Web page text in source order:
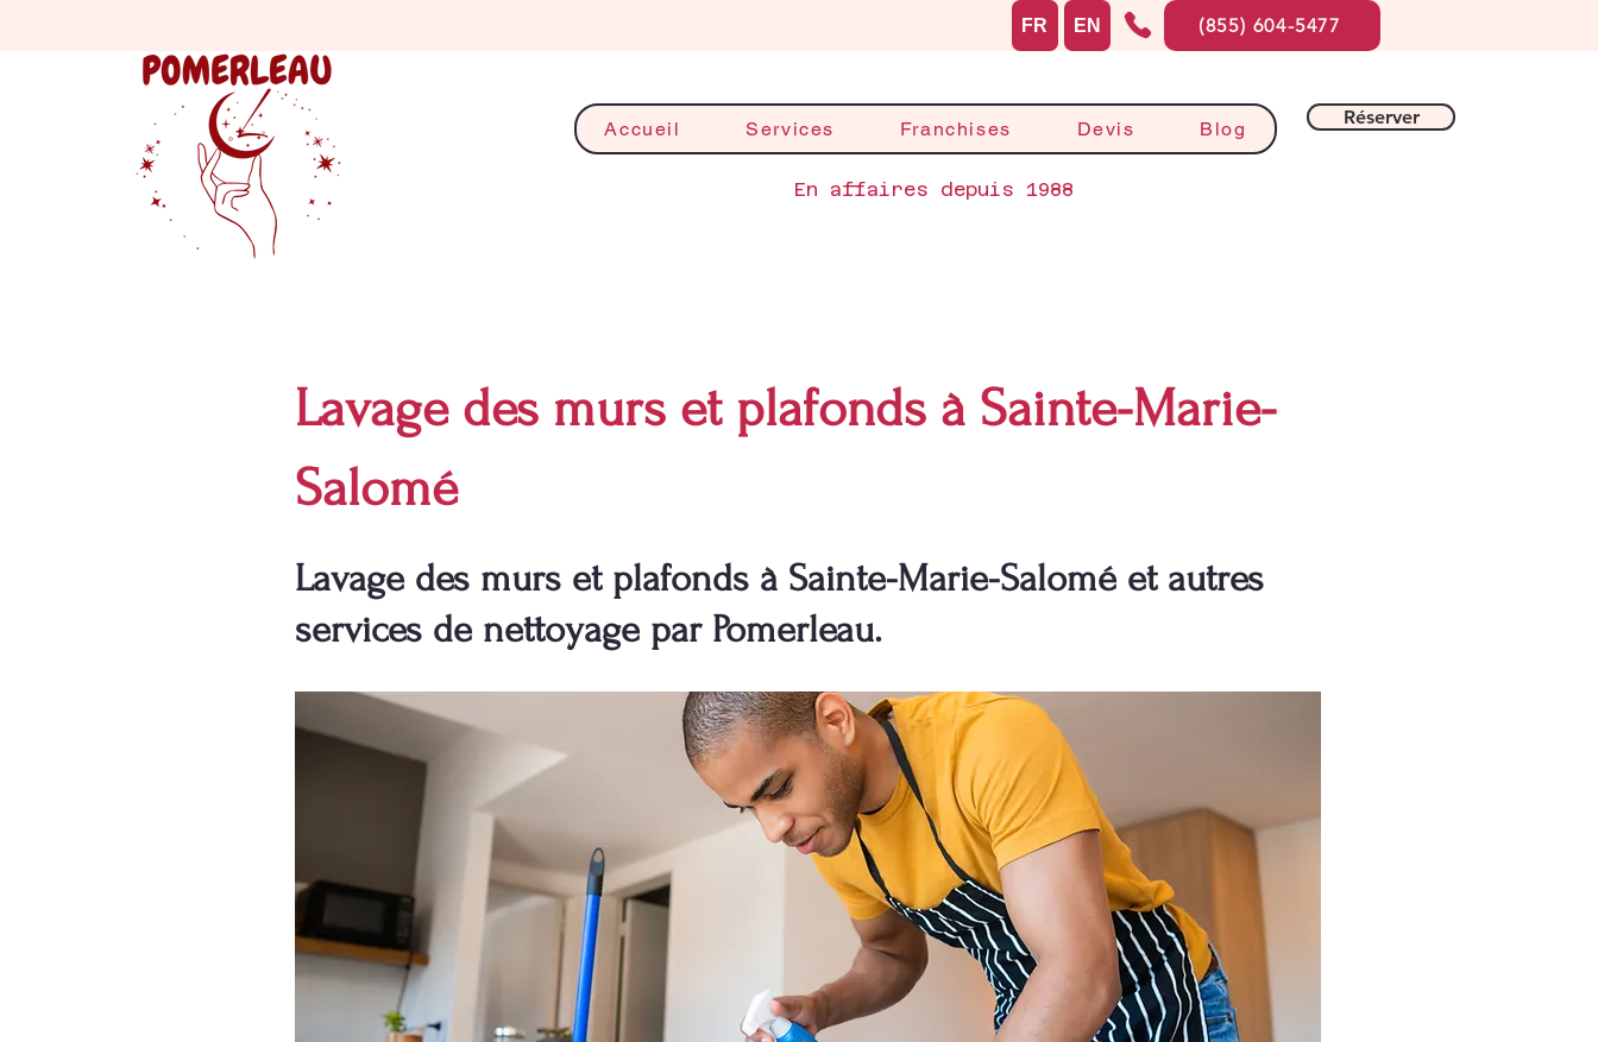
Accueil Services Franchises Devis Blog
Réserver
En affaires depuis 1988
FR EN (855) 604-5477
Lavage des murs et plafonds à Sainte-Marie-
Salomé
Lavage des murs et plafonds à Sainte-Marie-Salomé et autres
services de nettoyage par Pomerleau.